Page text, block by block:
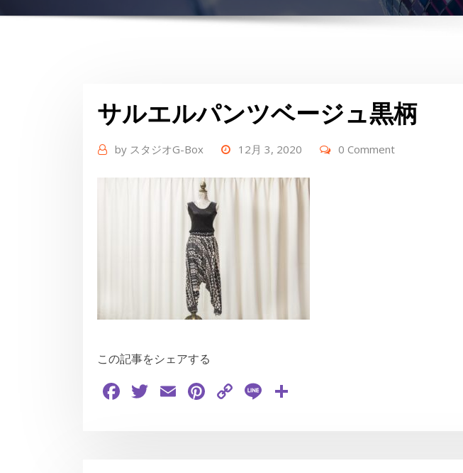
サルエルパンツベージュ黒柄
by スタジオG-Box 12月 3, 2020 0 Comment
この記事をシェアする
Facebook
Twitter
EmailPinterest
Copy
Line